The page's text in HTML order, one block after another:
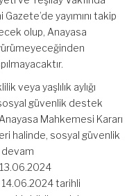
Gazete’de yayımını takip
olup, Anayasa
veya yaşlılık aylığı
güvenlik destek
Mahkemesi Kararı
halinde, sosyal güvenlik
devam
14.06.2024 tarihli